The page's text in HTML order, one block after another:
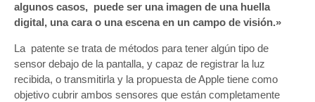
algunos casos, puede ser una imagen de una huella
digital, una cara o una escena en un campo de visión.»
La patente se trata de métodos para tener algún tipo de
sensor debajo de la pantalla, y capaz de registrar la luz
recibida, o transmitirla y la propuesta de Apple tiene como
objetivo cubrir ambos sensores que están completamente